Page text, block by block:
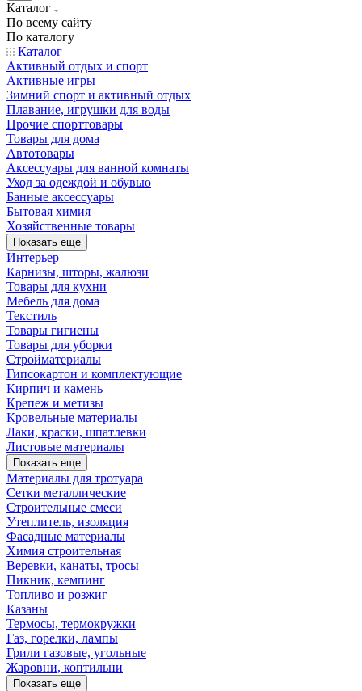
Каталог
По всему сайту
По каталогу
Каталог
Активный отдых и спорт
Активные игры
Зимний спорт и активный отдых
Плавание, игрушки для воды
Прочие спорттовары
Товары для дома
Автотовары
Аксессуары для ванной комнаты
Уход за одеждой и обувью
Банные аксессуары
Бытовая химия
Хозяйственные товары
Показать еще
Интерьер
Карнизы, шторы, жалюзи
Товары для кухни
Мебель для дома
Текстиль
Товары гигиены
Товары для уборки
Стройматериалы
Гипсокартон и комплектующие
Кирпич и камень
Крепеж и метизы
Кровельные материалы
Лаки, краски, шпатлевки
Листовые материалы
Показать еще
Материалы для тротуара
Сетки металлические
Строительные смеси
Утеплитель, изоляция
Фасадные материалы
Химия строительная
Веревки, канаты, тросы
Пикник, кемпинг
Топливо и розжиг
Казаны
Термосы, термокружки
Газ, горелки, лампы
Грили газовые, угольные
Жаровни, коптильни
Показать еще